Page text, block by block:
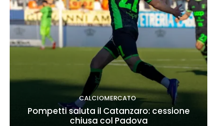
CALCIOMERCATO
Pompetti saluta il Catanzaro: cessione
chiusa col Padova